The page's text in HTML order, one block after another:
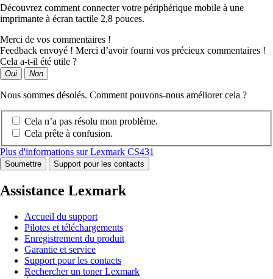
Découvrez comment connecter votre périphérique mobile à une
imprimante à écran tactile 2,8 pouces.
Merci de vos commentaires !
Feedback envoyé ! Merci d’avoir fourni vos précieux commentaires !
Cela a-t-il été utile ?
Oui Non
Nous sommes désolés. Comment pouvons-nous améliorer cela ?
Cela n’a pas résolu mon problème.
Cela prête à confusion.
Plus d'informations sur Lexmark CS431
Soumettre Support pour les contacts
Assistance Lexmark
Accueil du support
Pilotes et téléchargements
Enregistrement du produit
Garantie et service
Support pour les contacts
Rechercher un toner Lexmark